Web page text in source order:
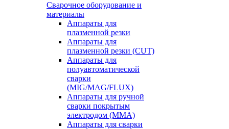
Сварочное оборудование и
материалы
Аппараты для
плазменной резки
Аппараты для
плазменной резки (CUT)
Аппараты для
полуавтоматической
сварки
(MIG/MAG/FLUX)
Аппараты для ручной
сварки покрытым
электродом (MMA)
Аппараты для сварки